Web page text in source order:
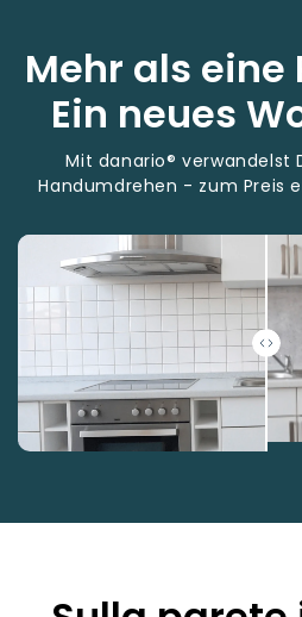
Mehr als eine
Ein neues
Mit danario® verwandelst
Handumdrehen - zum Preis